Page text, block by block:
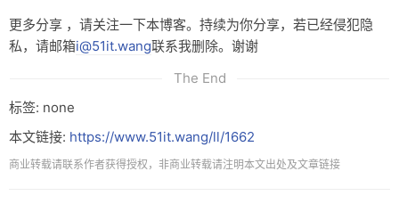
更多分享 ，请关注一下本博客。持续为你分享，若已经侵犯隐
私，请邮箱i@51it.wang联系我删除。谢谢
The End
标签: none
本文链接: https://www.51it.wang/ll/1662
商业转载请联系作者获得授权，非商业转载请注明本文出处及文章链接